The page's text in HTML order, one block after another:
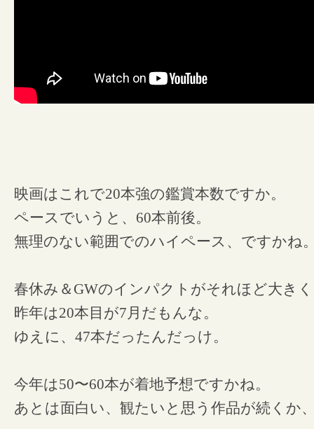
映画はこれで20本強の鑑賞本数ですか。
ペースでいうと、60本前後。
無理のない範囲でのハイペース、ですかね
春休み＆GWのインパクトがそれほど大き
昨年は20本目が7月だもんな。
ゆえに、47本だったんだっけ。
今年は50〜60本が着地予想ですかね。
あとは面白い、観たいと思う作品が続くか